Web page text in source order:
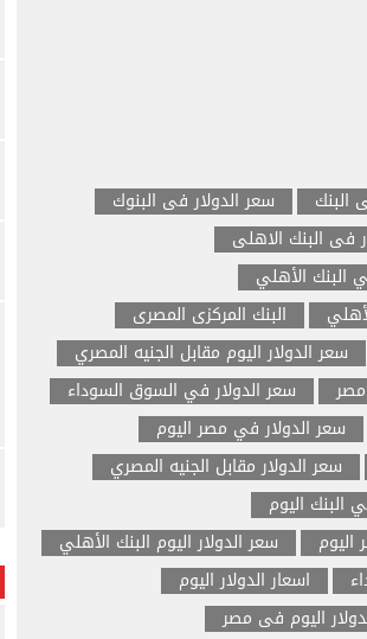
البنك
سعر الدولار فى البنوك
فى البنك الاهلى
البنك الأهلي
البنك المركزى المصرى
سعر الدولار اليوم مقابل الجنيه المصري
مصر
سعر الدولار في السوق السوداء
سعر الدولار في مصر اليوم
سعر الدولار مقابل الجنيه المصري
البنك اليوم
سعر الدولار اليوم البنك الأهلي
اسعار الدولار اليوم
اليوم فى مصر